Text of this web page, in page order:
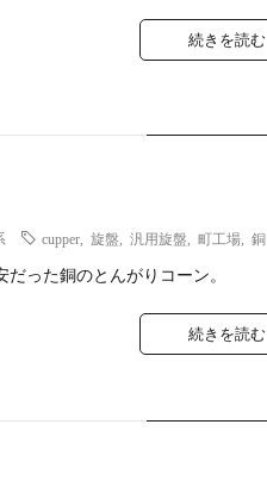
続きを読む
cupper ,旋盤 ,汎用旋盤 ,町工場 ,銅
った銅のとんがりコーン。
続きを読む